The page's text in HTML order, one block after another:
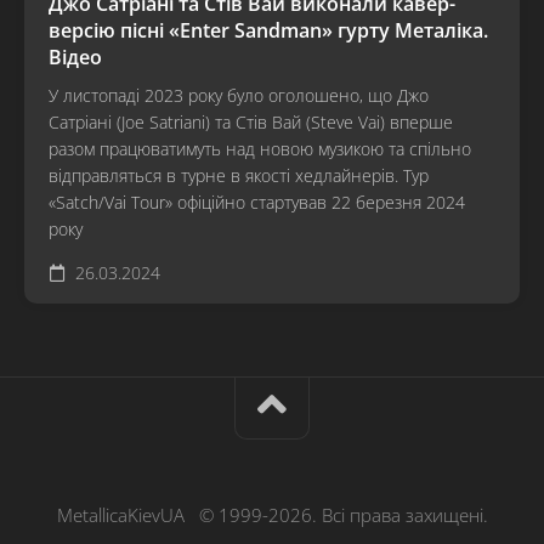
версію пісні «Enter Sandman» гурту Металіка.
Відео
У листопаді 2023 року було оголошено, що Джо
Сатріані (Joe Satriani) та Стів Вай (Steve Vai) вперше
разом працюватимуть над новою музикою та спільно
відправляться в турне в якості хедлайнерів. Тур
«Satch/Vai Tour» офіційно стартував 22 березня 2024
року
26.03.2024
MetallicaKievUA © 1999-2026. Всі права захищені.